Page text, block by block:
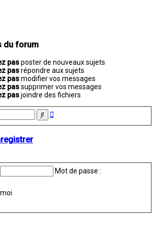
du forum
pasposter de nouveaux sujets
pasrépondre aux sujets
pasmodifier vos messages
passupprimer vos messages
pasjoindre des fichiers
Rechercher
Recherche
Mot de passe :